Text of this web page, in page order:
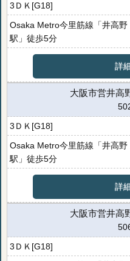
3ＤＫ[G18]
Osaka Metro今里筋線「井高野
駅」徒歩5分
詳
大阪市営井高
3ＤＫ[G18]
Osaka Metro今里筋線「井高野
駅」徒歩5分
詳
大阪市営井高
3ＤＫ[G18]